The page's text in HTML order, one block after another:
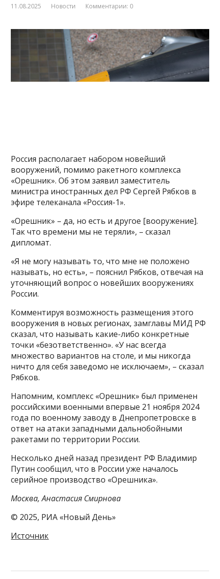
11.08.2025 Новости Комментарии: 0
Россия располагает набором новейший
вооружений, помимо ракетного комплекса
«Орешник». Об этом заявил заместитель
министра иностранных дел РФ Сергей Рябков в
эфире телеканала «Россия-1».
«Орешник» – да, но есть и другое [вооружение].
Так что времени мы не теряли», – сказал
дипломат.
«Я не могу называть то, что мне не положено
называть, но есть», – пояснил Рябков, отвечая на
уточняющий вопрос о новейших вооружениях
России.
Комментируя возможность размещения этого
вооружения в новых регионах, замглавы МИД РФ
сказал, что называть какие-либо конкретные
точки «безответственно». «У нас всегда
множество вариантов на столе, и мы никогда
ничто для себя заведомо не исключаем», – сказал
Рябков.
Напомним, комплекс «Орешник» был применен
российскими военными впервые 21 ноября 2024
года по военному заводу в Днепропетровске в
ответ на атаки западными дальнобойными
ракетами по территории России.
Несколько дней назад президент РФ Владимир
Путин сообщил, что в России уже началось
серийное производство «Орешника».
Москва, Анастасия Смирнова
© 2025, РИА «Новый День»
Источник